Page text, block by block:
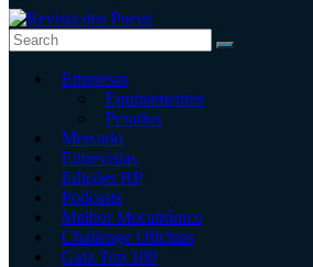
Revista
dos
independente
serviços
Empresas
Equipamentos
Pesados
Mercado
Entrevistas
Edições RP
Podcasts
Melhor Mecatrónico
Challenge Oficinas
Gala Top 100